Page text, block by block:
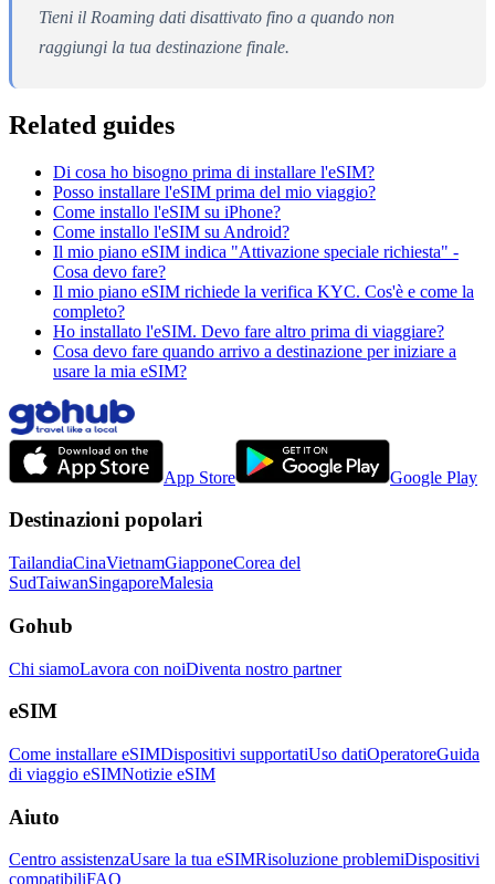
Tieni il Roaming dati disattivato fino a quando non
raggiungi la tua destinazione finale.
Related guides
Di cosa ho bisogno prima di installare l'eSIM?
Posso installare l'eSIM prima del mio viaggio?
Come installo l'eSIM su iPhone?
Come installo l'eSIM su Android?
Il mio piano eSIM indica "Attivazione speciale richiesta" -
Cosa devo fare?
Il mio piano eSIM richiede la verifica KYC. Cos'è e come la
completo?
Ho installato l'eSIM. Devo fare altro prima di viaggiare?
Cosa devo fare quando arrivo a destinazione per iniziare a
usare la mia eSIM?
App Store Google Play
Destinazioni popolari
TailandiaCinaVietnamGiapponeCorea del
SudTaiwanSingaporeMalesia
Gohub
Chi siamoLavora con noiDiventa nostro partner
eSIM
Come installare eSIMDispositivi supportatiUso datiOperatoreGuida
di viaggio eSIMNotizie eSIM
Aiuto
Centro assistenzaUsare la tua eSIMRisoluzione problemiDispositivi
compatibiliFAQ